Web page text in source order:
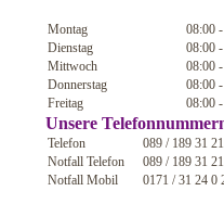
Montag
08:00
Dienstag
08:00
Mittwoch
08:00
Donnerstag
08:00
Freitag
08:00
Unsere
Telefon
089 / 189 31
Notfall Telefon
089 / 189 31
Notfall Mobil
0171 / 31 24 0